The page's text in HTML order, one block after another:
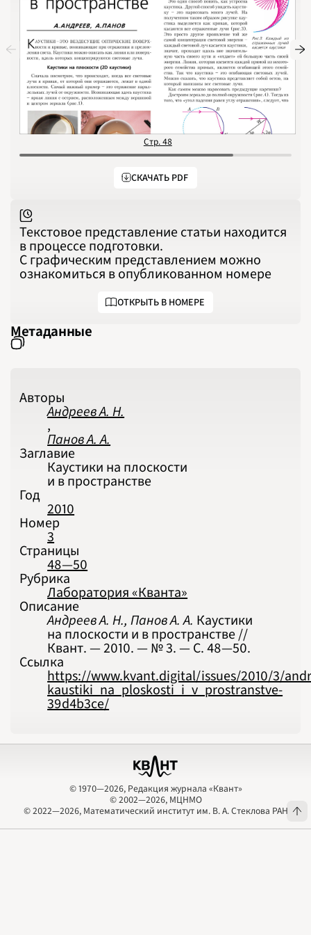
1989
1992
1993
1994
1995
1996
1997
1998
1999
2001
2002
2003
2004
2005
2006
2008
2009
2014
2015
2016
2017
2018
2019
2020
2022
© 1970—2026, Редакция журнала «Квант»
© 2002—2026, МЦНМО
© 2022—2026, Математический институт им. В. А. Стеклова РАН
Стр. 48
СКАЧАТЬ PDF
Текстовое представление статьи находится
в процессе подготовки.
С графическим представлением можно
ознакомиться в опубликованном номере
ОТКРЫТЬ В НОМЕРЕ
Метаданные
Авторы
Андреев А. Н.
,
Панов А. А.
Заглавие
Каустики на плоскости
и в пространстве
Год
2010
Номер
3
Страницы
48—50
Рубрика
Лаборатория «Кванта»
Описание
Андреев А. Н., Панов А. А. Каустики
на плоскости и в пространстве //
Квант. — 2010. — № 3. — С. 48‍—‍50.
Ссылка
https://www.kvant.digital/issues/2010/3/
kaustiki_na_ploskosti_i_v_prostranstve-
39d4b3ce/
© 1970—2026, Редакция журнала «Квант»
© 2002—2026, МЦНМО
© 2022—2026, Математический институт им. В. А. Стеклова РАН